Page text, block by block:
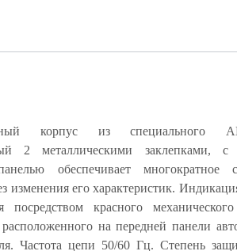
корпус из специального